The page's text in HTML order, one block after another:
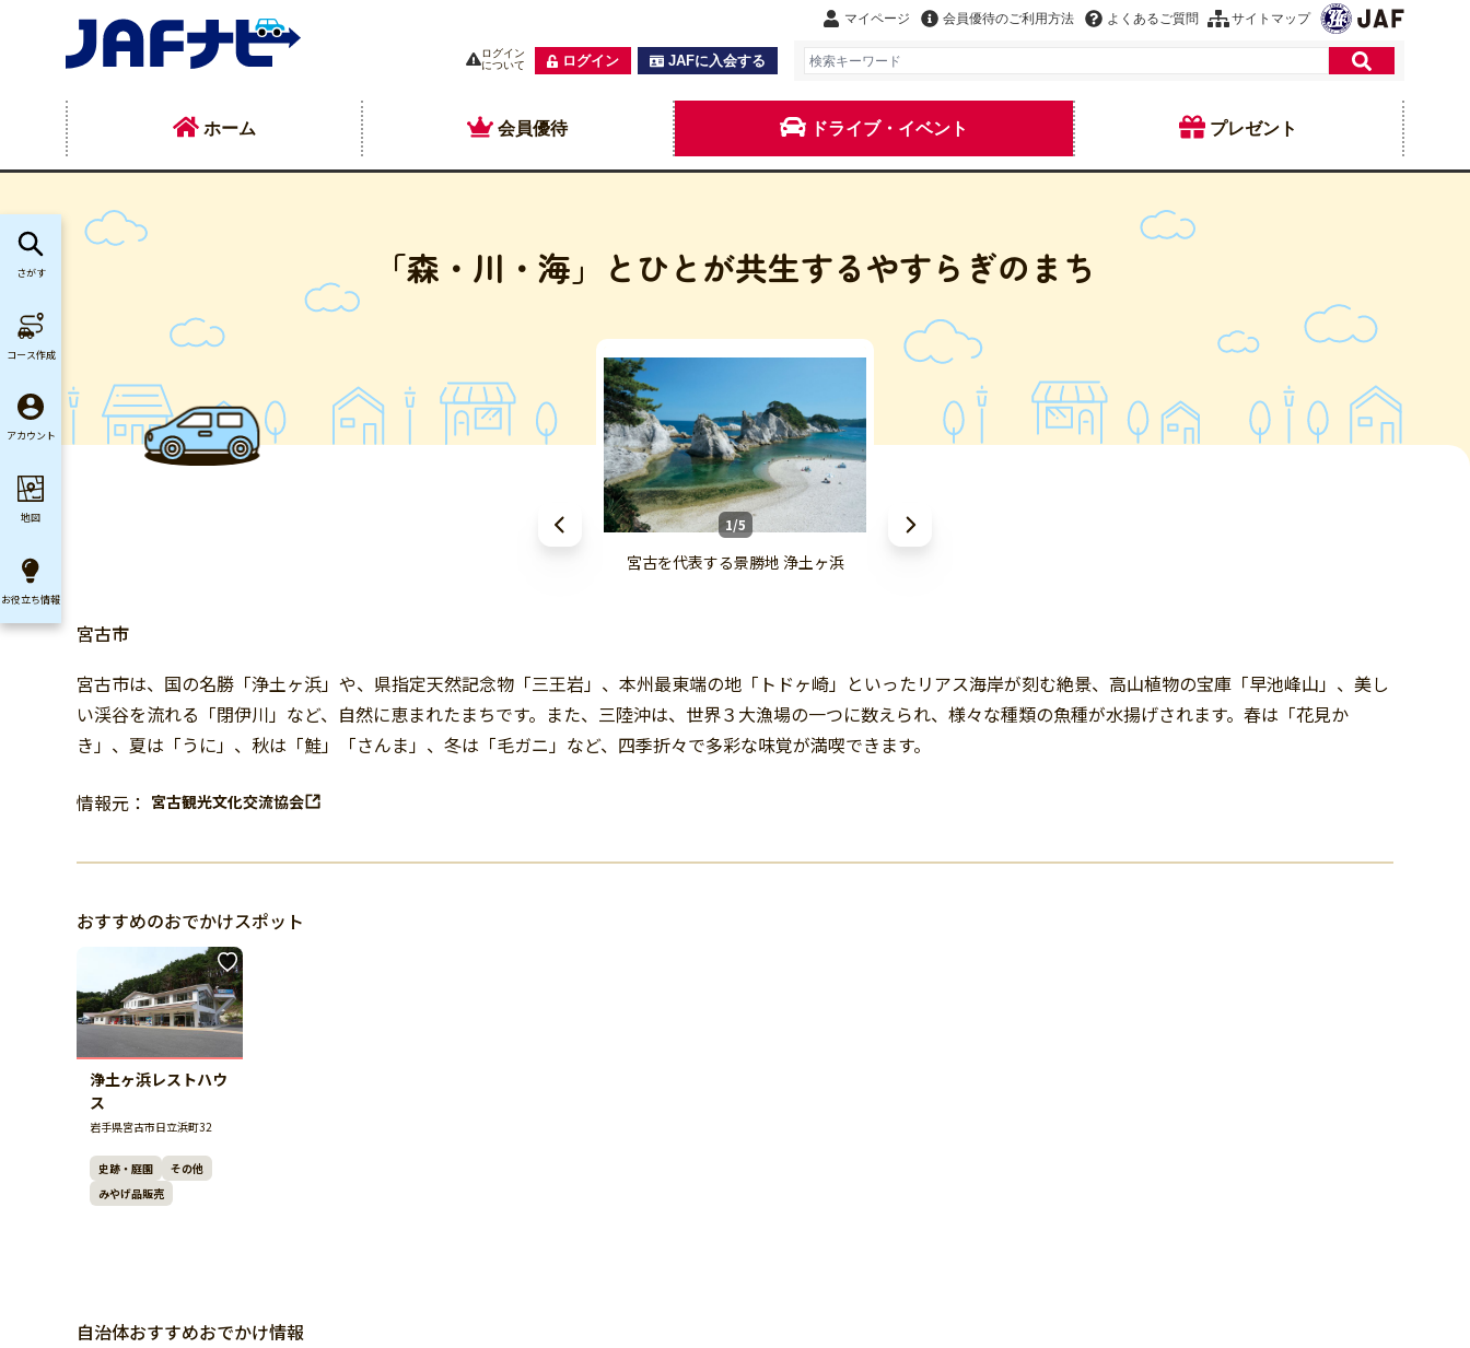
マイページ 会員優待のご利用方法 よくあるご質問 サイトマップ
ログイン
について
ログイン JAFに入会する
ホーム 会員優待 ドライブ・イベント プレゼント
「森・川・海」とひとが共生するやすらぎのまち
1/5
宮古を代表する景勝地 浄土ヶ浜
宮古市
宮古市は、国の名勝「浄土ヶ浜」や、県指定天然記念物「三王岩」、本州最東端の地「トドヶ崎」といったリアス海岸が刻む絶景、高山植物の宝庫「早池峰山」、美し
い渓谷を流れる「閉伊川」など、自然に恵まれたまちです。また、三陸沖は、世界３大漁場の一つに数えられ、様々な種類の魚種が水揚げされます。春は「花見か
き」、夏は「うに」、秋は「鮭」「さんま」、冬は「毛ガニ」など、四季折々で多彩な味覚が満喫できます。
情報元： 宮古観光文化交流協会
おすすめのおでかけスポット
浄土ヶ浜レストハウ
ス
岩手県宮古市日立浜町32
史跡・庭園
その他
みやげ品販売
自治体おすすめおでかけ情報
さがす
コース作成
アカウント
地図
お役立ち情報